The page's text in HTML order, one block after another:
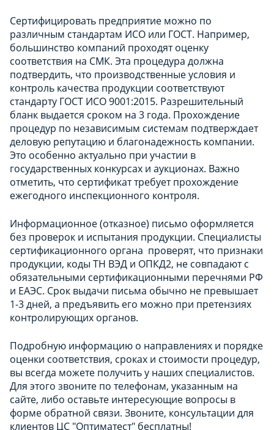
Сертифицировать предприятие можно по
различным стандартам ИСО или ГОСТ. Например,
большинство компаний проходят оценку
соответствия на СМК. Эта процедура должна
подтвердить, что производственные условия и
контроль качества продукции соответствуют
стандарту ГОСТ ИСО 9001:2015. Разрешительный
бланк выдается сроком на 3 года. Прохождение
процедур по независимым системам подтверждает
деловую репутацию и благонадежность компании.
Это особенно актуально при участии в
государственных конкурсах и аукционах. Важно
отметить, что сертификат требует прохождение
ежегодного инспекционного контроля.
Информационное (отказное) письмо оформляется
без проверок и испытания продукции. Специалисты
сертификационного органа проверят, что признаки
продукции, коды ТН ВЭД и ОПКД2, не совпадают с
обязательными сертификационными перечнями РФ
и ЕАЭС. Срок выдачи письма обычно не превышает
1-3 дней, а предъявить его можно при претензиях
контролирующих органов.
Подробную информацию о направлениях и порядке
оценки соответствия, сроках и стоимости процедур,
вы всегда можете получить у наших специалистов.
Для этого звоните по телефонам, указанным на
сайте, либо оставьте интересующие вопросы в
форме обратной связи. Звоните, консультации для
клиентов ЦС "Оптиматест" бесплатны!